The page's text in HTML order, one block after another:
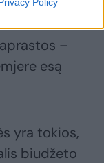
–
esą
yra tokios,
biudžeto